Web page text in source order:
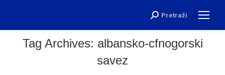
Search:
Pretraži
Tag Archives: albansko-cfnogorski
savez